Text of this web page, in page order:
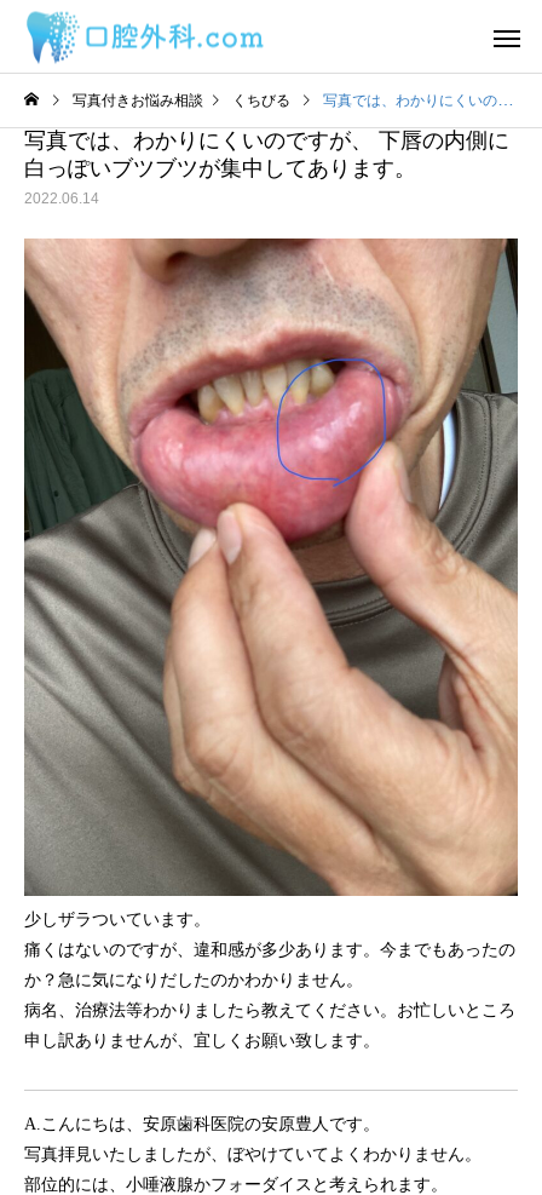
サービスサンプル4 サービスサ
2日前から丸印の所に痛み
があります。
舌の裏に口内炎ができ
うな感覚があるのです
目視ではよくわかりま
ん。
写真付きお悩み相談 くちびる 写真では、わかりにくいのですが、 下唇の内側に白っぽいブツブツが集中してあります。
写真では、わかりにくいのですが、 下唇の内側に
白っぽいブツブツが集中してあります。
2022.06.14
少しザラついています。
痛くはないのですが、違和感が多少あります。今までもあったの
か？急に気になりだしたのかわかりません。
病名、治療法等わかりましたら教えてください。お忙しいところ
申し訳ありませんが、宜しくお願い致します。
A.こんにちは、安原歯科医院の安原豊人です。
写真拝見いたしましたが、ぼやけていてよくわかりません。
部位的には、小唾液腺かフォーダイスと考えられます。